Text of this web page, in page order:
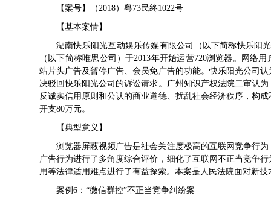
【案号】（2018）粤73民终1022号
【基本案情】
湖南快乐阳光互动娱乐传媒有限公司（以下简称快乐阳
（以下简称唯思公司）于2013年开始运营720浏览器。网络
站片头广告及暂停广告、会员免广告的功能。快乐阳光公司
决驳回快乐阳光公司的诉讼请求。广州知识产权法院二审认
反诚实信用原则和公认的商业道德、扰乱社会经济秩序，构
开支80万元。
【典型意义】
浏览器屏蔽视频广告是社会关注度极高的互联网竞争行
广告行为进行了多角度综合评价，细化了互联网不正当竞争
用等法律适用难点进行了有益探索。本案是人民法院面对新
案例6：“微信群控”不正当竞争纠纷案